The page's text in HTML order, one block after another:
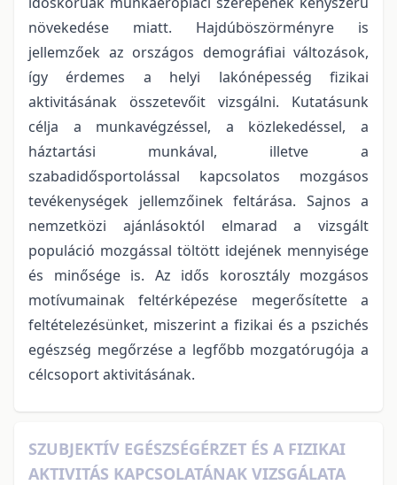
növekedése miatt. Hajdúböszörményre is
jellemzőek az országos demográfiai változások,
így érdemes a helyi lakónépesség fizikai
aktivitásának összetevőit vizsgálni. Kutatásunk
célja a munkavégzéssel, a közlekedéssel, a
háztartási munkával, illetve a
szabadidősportolással kapcsolatos mozgásos
tevékenységek jellemzőinek feltárása. Sajnos a
nemzetközi ajánlásoktól elmarad a vizsgált
populáció mozgással töltött idejének mennyisége
és minősége is. Az idős korosztály mozgásos
motívumainak feltérképezése megerősítette a
feltételezésünket, miszerint a fizikai és a pszichés
egészség megőrzése a legfőbb mozgatórugója a
célcsoport aktivitásának.
SZUBJEKTÍV EGÉSZSÉGÉRZET ÉS A FIZIKAI
AKTIVITÁS KAPCSOLATÁNAK VIZSGÁLATA